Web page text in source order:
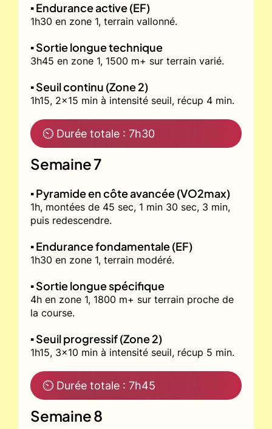
▪️ Endurance active (EF)
1h30 en zone 1, terrain vallonné.
▪️ Sortie longue technique
3h45 en zone 1, 1500 m+ sur terrain varié.
▪️ Seuil continu (Zone 2)
1h15, 2x15 min à intensité seuil, récup 4 min.
⏲ Durée totale : 7h30
Semaine 7
▪️ Pyramide en côte avancée (VO2max)
1h, montées de 45 sec, 1 min 30 sec, 3 min,
puis redescendre.
▪️ Endurance fondamentale (EF)
1h30 en zone 1, terrain modéré.
▪️ Sortie longue spécifique
4h en zone 1, 1800 m+ sur terrain proche de
la course.
▪️ Seuil progressif (Zone 2)
1h15, 3x10 min à intensité seuil, récup 5 min.
⏲ Durée totale : 7h45
Semaine 8